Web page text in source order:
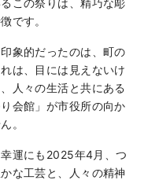
です。
象的だったのは、町の
は、目には見えないけ
人々の生活と共にある
会館」が市役所の向か
。
運にも2025年4月、つ
な工芸と、人々の精神